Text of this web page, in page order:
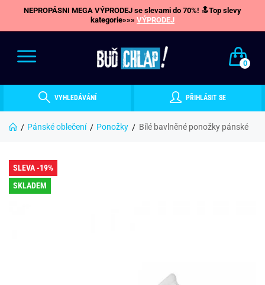
NEPROPÁSNI MEGA VÝPRODEJ se slevami do 70%! 🔝Top slevy
kategorie»»» VÝPRODEJ
0
VYHLEDÁVÁNÍ PŘIHLÁSIT SE
Pánské oblečení Ponožky Bílé bavlněné ponožky pánské
SLEVA -19%
SKLADEM